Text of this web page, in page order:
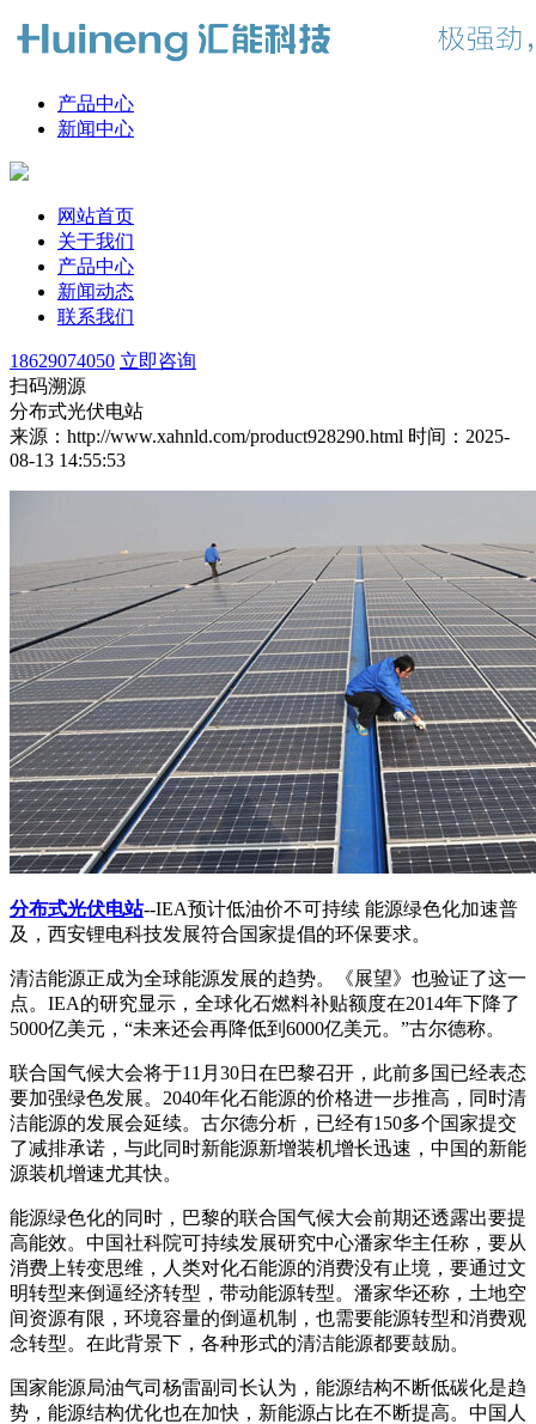
产品中心
新闻中心
网站首页
关于我们
产品中心
新闻动态
联系我们
18629074050 立即咨询
扫码溯源
分布式光伏电站
来源：http://www.xahnld.com/product928290.html 时间：2025-
08-13 14:55:53
分布式光伏电站--IEA预计低油价不可持续 能源绿色化加速普
及，西安锂电科技发展符合国家提倡的环保要求。
清洁能源正成为全球能源发展的趋势。《展望》也验证了这一
点。IEA的研究显示，全球化石燃料补贴额度在2014年下降了
5000亿美元，“未来还会再降低到6000亿美元。”古尔德称。
联合国气候大会将于11月30日在巴黎召开，此前多国已经表态
要加强绿色发展。2040年化石能源的价格进一步推高，同时清
洁能源的发展会延续。古尔德分析，已经有150多个国家提交
了减排承诺，与此同时新能源新增装机增长迅速，中国的新能
源装机增速尤其快。
能源绿色化的同时，巴黎的联合国气候大会前期还透露出要提
高能效。中国社科院可持续发展研究中心潘家华主任称，要从
消费上转变思维，人类对化石能源的消费没有止境，要通过文
明转型来倒逼经济转型，带动能源转型。潘家华还称，土地空
间资源有限，环境容量的倒逼机制，也需要能源转型和消费观
念转型。在此背景下，各种形式的清洁能源都要鼓励。
国家能源局油气司杨雷副司长认为，能源结构不断低碳化是趋
势，能源结构优化也在加快，新能源占比在不断提高。中国人